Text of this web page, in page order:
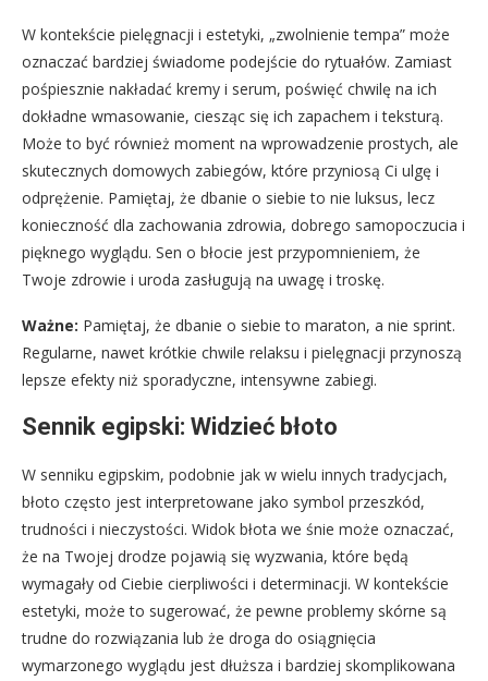
W kontekście pielęgnacji i estetyki, „zwolnienie tempa” może
oznaczać bardziej świadome podejście do rytuałów. Zamiast
pośpiesznie nakładać kremy i serum, poświęć chwilę na ich
dokładne wmasowanie, ciesząc się ich zapachem i teksturą.
Może to być również moment na wprowadzenie prostych, ale
skutecznych domowych zabiegów, które przyniosą Ci ulgę i
odprężenie. Pamiętaj, że dbanie o siebie to nie luksus, lecz
konieczność dla zachowania zdrowia, dobrego samopoczucia i
pięknego wyglądu. Sen o błocie jest przypomnieniem, że
Twoje zdrowie i uroda zasługują na uwagę i troskę.
Ważne: Pamiętaj, że dbanie o siebie to maraton, a nie sprint.
Regularne, nawet krótkie chwile relaksu i pielęgnacji przynoszą
lepsze efekty niż sporadyczne, intensywne zabiegi.
Sennik egipski: Widzieć błoto
W senniku egipskim, podobnie jak w wielu innych tradycjach,
błoto często jest interpretowane jako symbol przeszkód,
trudności i nieczystości. Widok błota we śnie może oznaczać,
że na Twojej drodze pojawią się wyzwania, które będą
wymagały od Ciebie cierpliwości i determinacji. W kontekście
estetyki, może to sugerować, że pewne problemy skórne są
trudne do rozwiązania lub że droga do osiągnięcia
wymarzonego wyglądu jest dłuższa i bardziej skomplikowana